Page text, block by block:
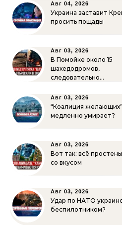
Авг 04, 2026
Украина заставит
просить пощады
Авг 03, 2026
В Помойке около 15
шахедодромов,
следовательно…
Авг 03, 2026
“Коалиция желающих”
медленно умирает?
Авг 03, 2026
Вот так: всё
со вкусом
Авг 03, 2026
Удар по НАТО
беспилотником?